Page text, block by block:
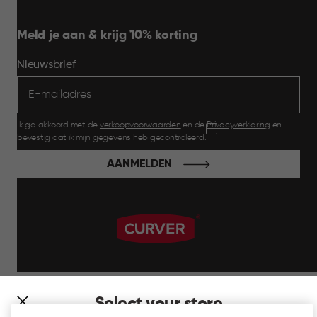
Select your store
Meld je aan & krijg 10% korting
Nieuwsbrief
Ik ga akkoord met de verkoopvoorwaarden en dePrivacyverklaring en
bevestig dat ik mijn gegevens heb gecontroleerd.
AANMELDEN